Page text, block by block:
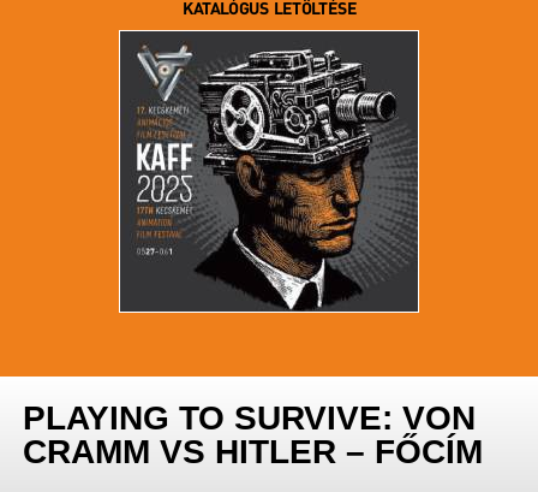
KATALÓGUS LETÖLTÉSE
PLAYING TO SURVIVE: VON
CRAMM VS HITLER – FŐCÍM